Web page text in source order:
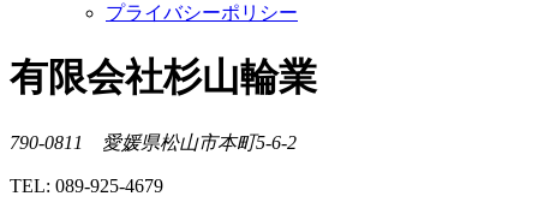
プライバシーポリシー
有限会社杉山輪業
790-0811 愛媛県松山市本町5-6-2
TEL: 089-925-4679